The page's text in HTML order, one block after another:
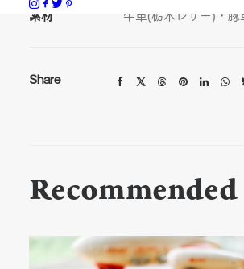
素材
牛革(栃木レザー)・豚
Share